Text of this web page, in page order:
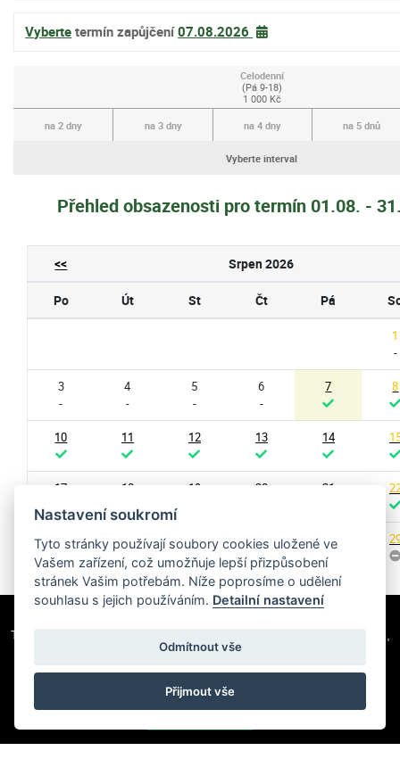
Vyberte termín zapůjčení07.08.2026
Celodenní
(Pá 9-18)
1 000 Kč
na 2 dny
na 3 dny na 4 dny na 5 dnů
Vyberte interval
Přehled obsazenosti pro termín 01.08. -
<< Srpen 2026
Po Út St Čt Pá
1
-
3
-
4
-
5
-
6
-
7 8
10 11 12 13 14
17 18 19 20 21
24 25 26 27 28
31
Tato webová stránka používá soubory cookie k poskytování služeb,
personalizaci reklam a analýze provozu. Více informací
zde
SOUHLASÍM
Nastavení soukromí
Tyto stránky používají soubory cookies uložené ve
Vašem zařízení, což umožňuje lepší přizpůsobení
stránek Vašim potřebám. Níže poprosíme o udělení
souhlasu s jejich používáním. Detailní nastavení
Odmítnout vše
Přijmout vše